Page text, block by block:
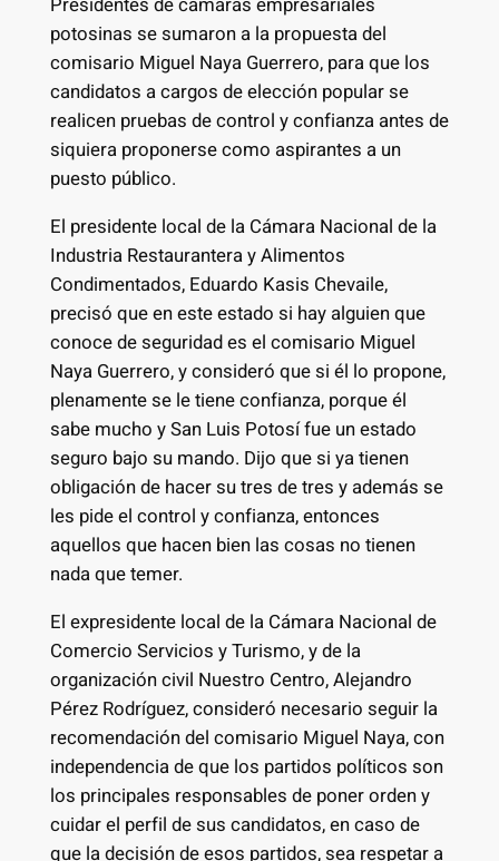
potosinas se sumaron a la propuesta del
comisario Miguel Naya Guerrero, para que los
candidatos a cargos de elección popular se
realicen pruebas de control y confianza antes de
siquiera proponerse como aspirantes a un
puesto público.
El presidente local de la Cámara Nacional de la
Industria Restaurantera y Alimentos
Condimentados, Eduardo Kasis Chevaile,
precisó que en este estado si hay alguien que
conoce de seguridad es el comisario Miguel
Naya Guerrero, y consideró que si él lo propone,
plenamente se le tiene confianza, porque él
sabe mucho y San Luis Potosí fue un estado
seguro bajo su mando. Dijo que si ya tienen
obligación de hacer su tres de tres y además se
les pide el control y confianza, entonces
aquellos que hacen bien las cosas no tienen
nada que temer.
El expresidente local de la Cámara Nacional de
Comercio Servicios y Turismo, y de la
organización civil Nuestro Centro, Alejandro
Pérez Rodríguez, consideró necesario seguir la
recomendación del comisario Miguel Naya, con
independencia de que los partidos políticos son
los principales responsables de poner orden y
cuidar el perfil de sus candidatos, en caso de
que la decisión de esos partidos, sea respetar a